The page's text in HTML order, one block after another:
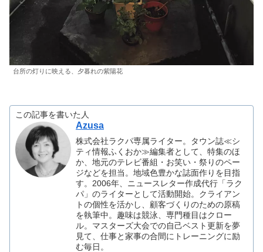
台所の灯りに映える、夕暮れの紫陽花
この記事を書いた人
Azusa
株式会社ラクパ専属ライター。タウン誌≪シ
ティ情報ふくおか≫編集者として、特集のほ
か、地元のテレビ番組・お笑い・祭りのペー
ジなどを担当。地域色豊かな誌面作りを目指
す。2006年、ニュースレター作成代行「ラク
パ」のライターとして活動開始。クライアン
トの個性を活かし、顧客づくりのための原稿
を執筆中。趣味は競泳、専門種目はクロー
ル。マスターズ大会での自己ベスト更新を夢
見て、仕事と家事の合間にトレーニングに励
む毎日。